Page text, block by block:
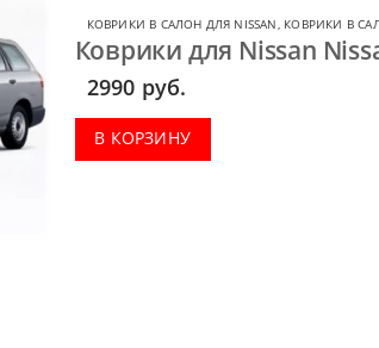
КОВРИКИ В САЛОН ДЛЯ NISSAN, КОВРИКИ В
Коврики для Nissan
2990 руб.
В КОРЗИНУ